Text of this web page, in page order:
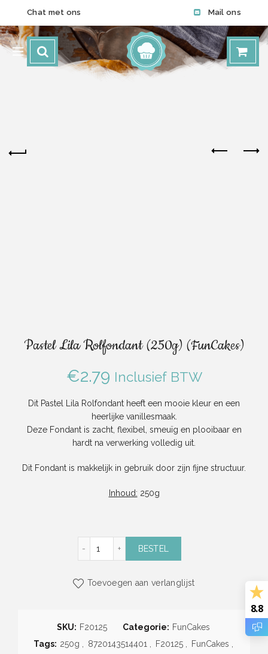
Chat met ons Mail ons
Pastel Lila Rolfondant (250g) (FunCakes)
€2.79 Inclusief BTW
Dit Pastel Lila Rolfondant heeft een mooie kleur en een
heerlijke vanillesmaak.
Deze Fondant is zacht, flexibel, smeuïg en plooibaar en
hardt na verwerking volledig uit.
Dit Fondant is makkelijk in gebruik door zijn fijne structuur.
Inhoud: 250g
BESTEL
Toevoegen aan verlanglijst
SKU: F20125 Categorie: FunCakes
Tags: 250g 8720143514401 F20125 FunCakes
8.8